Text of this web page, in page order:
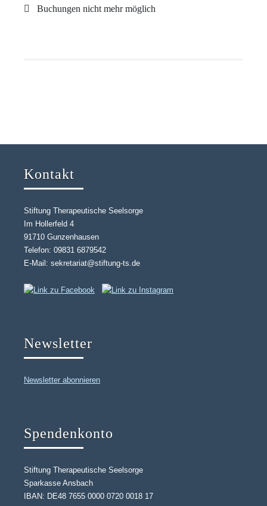
Buchungen nicht mehr möglich
Kontakt
Stiftung Therapeutische Seelsorge
Im Hollerfeld 4
91710 Gunzenhausen
Telefon: 09831 6879542
E-Mail: sekretariat@stiftung-ts.de
Newsletter
Newsletter abonnieren
Spendenkonto
Stiftung Therapeutische Seelsorge
Sparkasse Ansbach
IBAN: DE48 7655 0000 0720 0018 17